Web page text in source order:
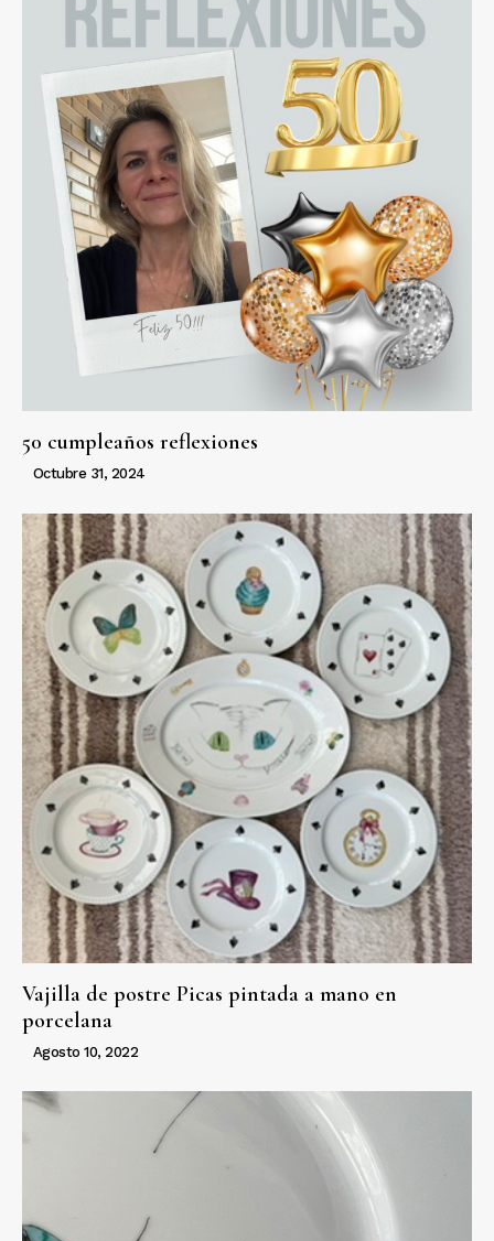
50 cumpleaños reflexiones
Octubre 31, 2024
Vajilla de postre Picas pintada a mano en
porcelana
Agosto 10, 2022